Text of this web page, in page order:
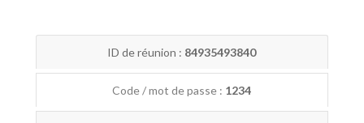
ID de réunion : 84935493840
Code / mot de passe : 1234